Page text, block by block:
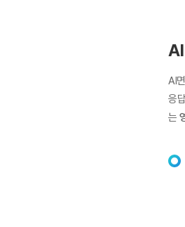
AI
응
는